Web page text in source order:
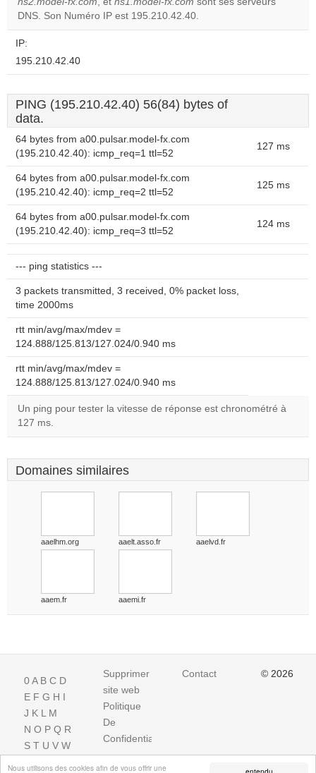
Nous utilisons des cookies afin de vous offrir une
Do you
DNS. Son Numéro IP est 195.210.42.40.
IP:
195.210.42.40
PING (195.210.42.40) 56(84) bytes of
data.
64 bytes from a00.pulsar.model-fx.com
(195.210.42.40): icmp_req=1 ttl=52
127 ms
64 bytes from a00.pulsar.model-fx.com
(195.210.42.40): icmp_req=2 ttl=52
125 ms
64 bytes from a00.pulsar.model-fx.com
(195.210.42.40): icmp_req=3 ttl=52
124 ms
--- ping statistics ---
3 packets transmitted, 3 received, 0% packet loss,
time 2000ms
rtt min/avg/max/mdev =
124.888/125.813/127.024/0.940 ms
rtt min/avg/max/mdev =
124.888/125.813/127.024/0.940 ms
Un ping pour tester la vitesse de réponse est chronométré à
127 ms.
Domaines similaires
aaelhm.org aaelt.asso.fr aaelvd.fr
aaem.fr aaemi.fr
0A B C D
E F G H I
J K L M
N O P Q R
S T U V W
Supprimer
site web
Politique
De
Confidentialite
Contact © 2026